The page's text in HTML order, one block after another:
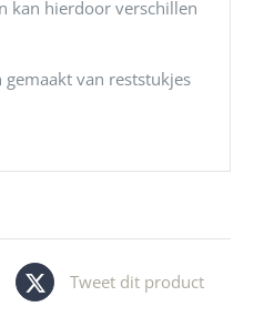
kan hierdoor verschillen
van reststukjes
Tweet dit product